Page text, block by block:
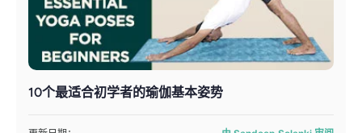
10个最适合初学者的瑜伽基本姿势